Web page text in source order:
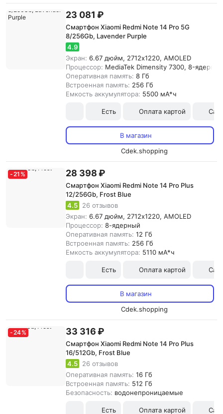
23 081 ₽
Смартфон Xiaomi Redmi Note 14 Pro 5G
8/256Gb, Lavender Purple
4.9
Экран: 6.67 дюйм, 2712x1220, AMOLED
Процессор: MediaTek Dimensity 7300, 8-ядерный
Оперативная память: 8 Гб
Встроенная память: 256 Гб
Емкость аккумулятора: 5500 мА*ч
Есть Оплата картой
В магазин
Cdek.shopping
-21 % 28 398 ₽
Смартфон Xiaomi Redmi Note 14 Pro Plus
12/256Gb, Frost Blue
4.5
26 отзывов
Экран: 6.67 дюйм, 2712x1220, AMOLED
Процессор: 8-ядерный
Оперативная память: 12 Гб
Встроенная память: 256 Гб
Емкость аккумулятора: 5110 мА*ч
Есть Оплата картой
В магазин
Cdek.shopping
-24% 33 316 ₽
Смартфон Xiaomi Redmi Note 14 Pro Plus
16/512Gb, Frost Blue
4.5
26 отзывов
Оперативная память: 16 Гб
Встроенная память: 512 Гб
Безопасность: водонепроницаемые
Есть Оплата картой